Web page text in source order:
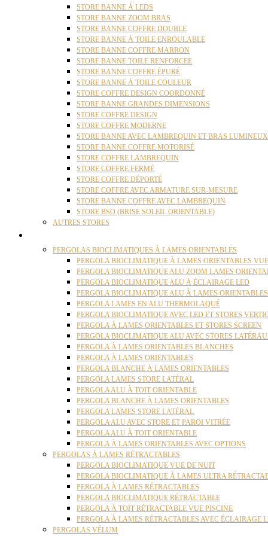
STORE BANNE À LEDS
STORE BANNE ZOOM BRAS
STORE BANNE COFFRE DOUBLE
STORE BANNE À TOILE ENROULABLE
STORE BANNE COFFRE MARRON
STORE BANNE TOILE RENFORCEE
STORE BANNE COFFRE ÉPURÉ
STORE BANNE À TOILE COULEUR
STORE COFFRE DESIGN COORDONNÉ
STORE BANNE GRANDES DIMENSIONS
STORE COFFRE DESIGN
STORE COFFRE MODERNE
STORE BANNE AVEC LAMBREQUIN ET BRAS LUMINEUX
STORE BANNE COFFRE MOTORISÉ
STORE COFFRE LAMBREQUIN
STORE COFFRE FERMÉ
STORE COFFRE DÉPORTÉ
STORE COFFRE AVEC ARMATURE SUR-MESURE
STORE BANNE COFFRE AVEC LAMBREQUIN
STORE BSO (BRISE SOLEIL ORIENTABLE)
AUTRES STORES
PERGOLAS BIOCLIMATIQUES À LAMES ORIENTABLES
PERGOLA BIOCLIMATIQUE À LAMES ORIENTABLES
PERGOLA BIOCLIMATIQUE ALU ZOOM LAMES
PERGOLA BIOCLIMATIQUE ALU À ÉCLAIRAGE LED
PERGOLA BIOCLIMATIQUE ALU À LAMES
PERGOLA LAMES EN ALU THERMOLAQUÉ
PERGOLA BIOCLIMATIQUE AVEC LED ET STORES
PERGOLA À LAMES ORIENTABLES ET STORES SCREEN
PERGOLA BIOCLIMATIQUE ALU AVEC STORES
PERGOLA À LAMES ORIENTABLES BLANCHES
PERGOLA À LAMES ORIENTABLES
PERGOLA BLANCHE À LAMES ORIENTABLES
PERGOLA LAMES STORE LATÉRAL
PERGOLA ALU À TOIT ORIENTABLE
PERGOLA BLANCHE À LAMES ORIENTABLES
PERGOLA LAMES STORE LATÉRAL
PERGOLA ALU AVEC STORE ET PAROI VITRÉE
PERGOLA ALU À TOIT ORIENTABLE
PERGOLA À LAMES ORIENTABLES AVEC OPTIONS
PERGOLAS À LAMES RÉTRACTABLES
PERGOLA BIOCLIMATIQUE VUE DE NUIT
PERGOLA BIOCLIMATIQUE À LAMES ULTRA
PERGOLA À LAMES RÉTRACTABLES
PERGOLA BIOCLIMATIQUE RÉTRACTABLE
PERGOLA À TOIT RÉTRACTABLE VUE PISCINE
PERGOLA À LAMES RÉTRACTABLES AVEC ÉCLAIRAGE
PERGOLAS VÉLUM